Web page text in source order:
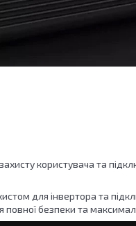
користувача та
для інвертора та
безпеки та